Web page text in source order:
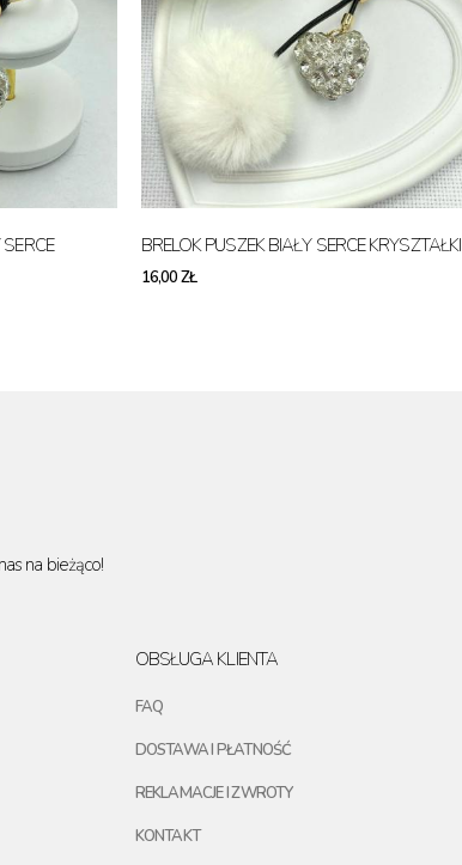
BRELOK PUSZEK BIAŁY SERCE KRYSZTAŁKI
16,00 ZŁ
na bieżąco!
OBSŁUGA KLIENTA
FAQ
DOSTAWA I PŁATNOŚĆ
REKLAMACJE I ZWROTY
KONTAKT